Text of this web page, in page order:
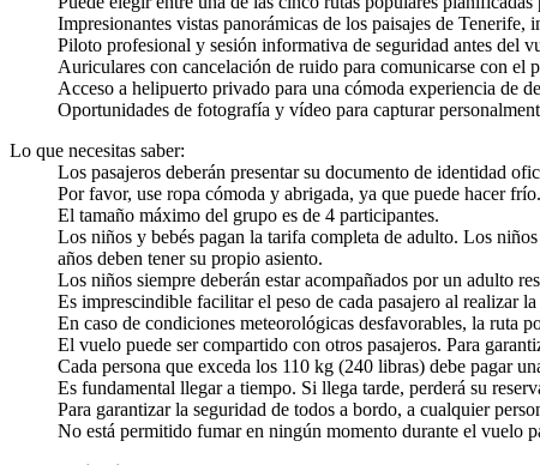
Impresionantes vistas panorámicas de los paisajes de
Piloto profesional y sesión informativa de seguridad antes del
Auriculares con cancelación de ruido para comunicarse con el
Acceso a helipuerto privado para una cómoda experiencia de
Oportunidades de fotografía y vídeo para capturar
Lo que necesitas saber:
Los pasajeros deberán presentar su documento de identidad
Por favor, use ropa cómoda y abrigada, ya que puede hacer frío.
El tamaño máximo del grupo es de 4 participantes.
Los niños y bebés pagan la tarifa completa de adulto. Los
años deben tener su propio asiento.
Los niños siempre deberán estar acompañados por un adulto
Es imprescindible facilitar el peso de cada pasajero al realizar la
En caso de condiciones meteorológicas desfavorables, la ruta
El vuelo puede ser compartido con otros pasajeros. Para
Cada persona que exceda los 110 kg (240 libras) debe pagar
Es fundamental llegar a tiempo. Si llega tarde, perderá su
Para garantizar la seguridad de todos a bordo, a cualquier
No está permitido fumar en ningún momento durante el vuelo